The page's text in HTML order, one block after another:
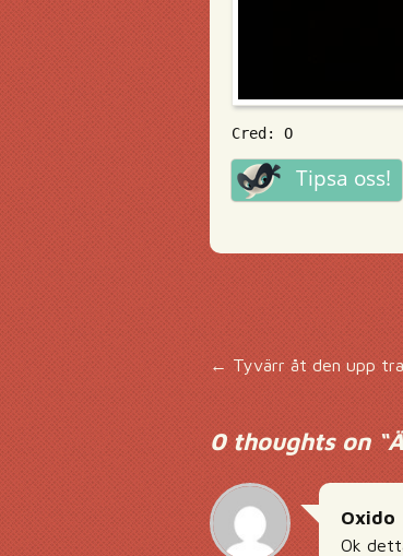
Cred: O
Tipsa oss!
← Tyvärr åt den upp
0 thoughts on “
Oxido
Ok